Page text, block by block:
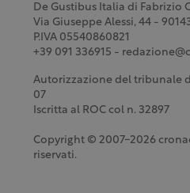
De Gustibus Italia di Fabrizio
Via Giuseppe Alessi, 44 -
P.IVA 05540860821
+39 091 336915 -
Autorizzazione del tribunale
07
Iscritta al ROC col n. 32897
Copyright © 2007-2026
riservati.